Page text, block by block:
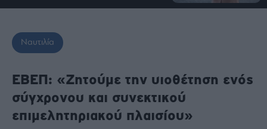
Οικονομία
Τράπεζες
Real
Estate
Ενέργεια
Πολιτική
Ναυτιλία
ΕΒΕΠ: «Ζητούμε την υιοθέτηση ενός
σύγχρονου και συνεκτικού
επιμελητηριακού πλαισίου»